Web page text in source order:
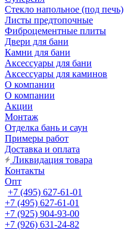
Стекло напольное (под печь)
Листы предтопочные
Фиброцементные плиты
Двери для бани
Камни для бани
Аксессуары для бани
Аксессуары для каминов
О компании
О компании
Акции
Монтаж
Отделка бань и саун
Примеры работ
Доставка и оплата
Ликвидация товара
Контакты
Опт
+7 (495) 627-61-01
+7 (495) 627-61-01
+7 (925) 904-93-00
+7 (926) 631-24-82